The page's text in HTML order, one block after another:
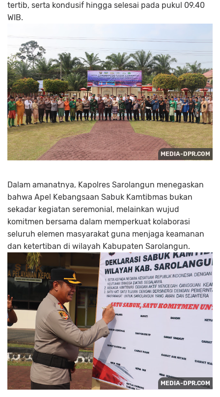
tertib, serta kondusif hingga selesai pada pukul 09.40
WIB.
Dalam amanatnya, Kapolres Sarolangun menegaskan
bahwa Apel Kebangsaan Sabuk Kamtibmas bukan
sekadar kegiatan seremonial, melainkan wujud
komitmen bersama dalam memperkuat kolaborasi
seluruh elemen masyarakat guna menjaga keamanan
dan ketertiban di wilayah Kabupaten Sarolangun.